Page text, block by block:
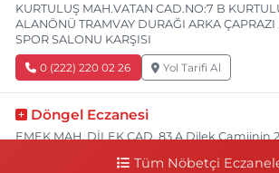
KURTULUŞ MAH.VATAN CAD.NO:7 B
ALANÖNÜ TRAMVAY DURAĞI ARKA
SPOR SALONU KARŞISI
0 (222) 220 02 26 Yol Tarifi Al
Döngel Eczanesi
EMEK MAH. DİLEK CAD. 83 A Dilek Camiinin
Tüm Nöbetçi